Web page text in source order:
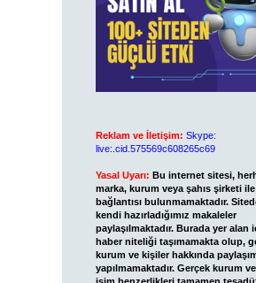
Reklam ve İletişim: Skype:
live:.cid.575569c608265c69
Yasal Uyarı: Bu internet sitesi,
marka, kurum veya şahıs şirketi
bağlantısı bulunmamaktadır.
kendi hazırladığımız makaleler
paylaşılmaktadır. Burada yer alan
haber niteliği taşımamakta olup,
kurum ve kişiler hakkında
yapılmamaktadır. Gerçek kurum